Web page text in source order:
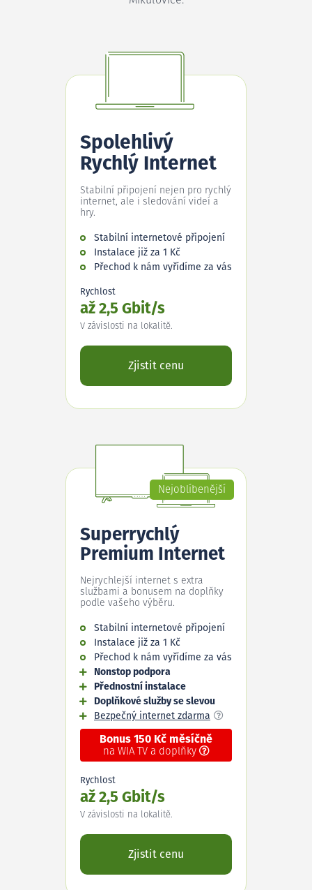
Spolehlivý
Rychlý Internet
Stabilní připojení nejen pro rychlý
internet, ale i sledování videí a
hry.
Stabilní internetové připojení
Instalace již za 1 Kč
Přechod k nám vyřídíme za vás
Rychlost
až 2,5 Gbit/s
V závislosti na lokalitě.
Zjistit cenu
Nejoblíbenější
Superrychlý
Premium Internet
Nejrychlejší internet s extra
službami a bonusem na doplňky
podle vašeho výběru.
Stabilní internetové připojení
Instalace již za 1 Kč
Přechod k nám vyřídíme za vás
Nonstop podpora
Přednostní instalace
Doplňkové služby se slevou
Bezpečný internet zdarma
Bonus 150 Kč měsíčně
na WIA TV a doplňky
Rychlost
až 2,5 Gbit/s
V závislosti na lokalitě.
Zjistit cenu